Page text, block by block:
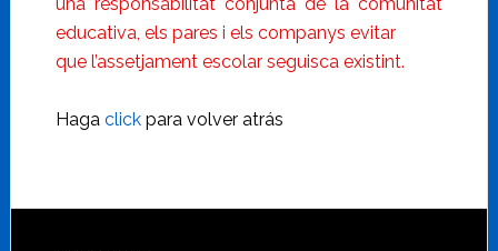
educativa, els pares i els companys evitar
que l’assetjament escolar seguisca existint.
Haga clickpara volver atrás